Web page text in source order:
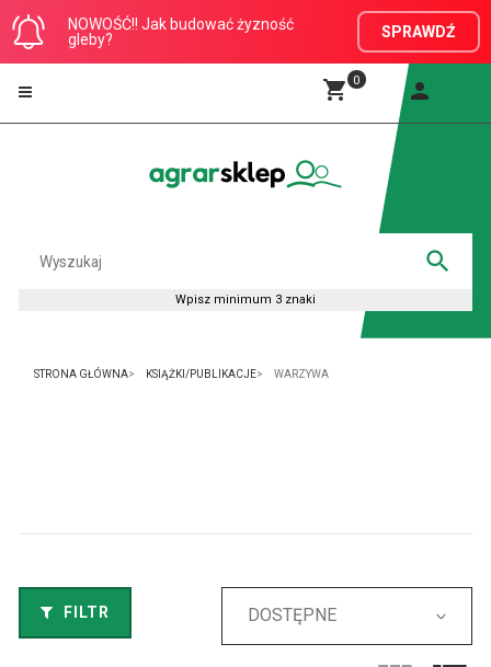
NOWOŚĆ!! Jak budować żyzność
gleby?
SPRAWDŹ
0
STRONA GŁÓWNA KSIĄŻKI/PUBLIKACJE WARZYWA
FILTR DOSTĘPNE